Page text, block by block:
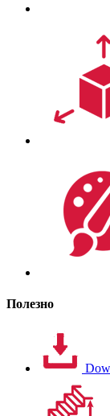
Полезно